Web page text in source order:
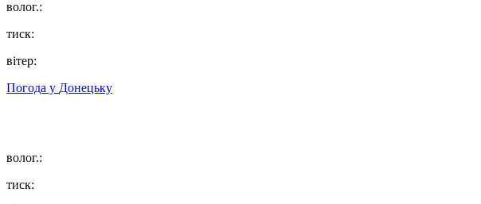
волог.:
тиск:
вітер:
Погода у Донецьку
волог.:
тиск: